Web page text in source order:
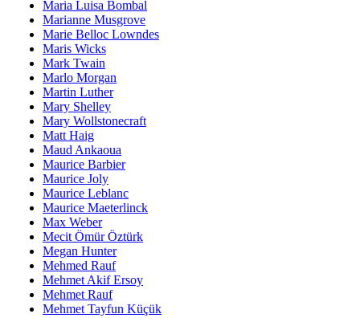
Maria Luisa Bombal
Marianne Musgrove
Marie Belloc Lowndes
Maris Wicks
Mark Twain
Marlo Morgan
Martin Luther
Mary Shelley
Mary Wollstonecraft
Matt Haig
Maud Ankaoua
Maurice Barbier
Maurice Joly
Maurice Leblanc
Maurice Maeterlinck
Max Weber
Mecit Ömür Öztürk
Megan Hunter
Mehmed Rauf
Mehmet Akif Ersoy
Mehmet Rauf
Mehmet Tayfun Küçük